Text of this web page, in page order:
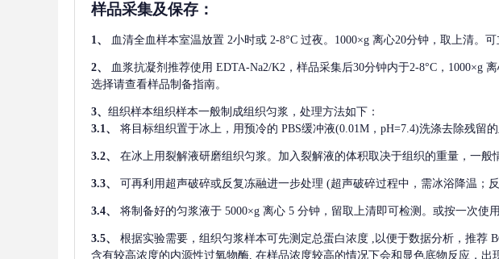
样品采集及保存 ：
1、 血清全血样本室温放置 2小时或 2-8°C 过夜。1000×g 离心20分钟，取上清。
2、 血浆抗凝剂推荐使用 EDTA-Na2/K2，样品采集后30分钟内于2-8°C，1000×g
选择请查看样品制备指南。
3、 组织样本组织样本一般制成组织匀浆，处理方法如下：
3.1、
将目标组织置于冰上，用预冷的 PBS缓冲液(0.01M，pH=7.4)洗涤去除残留
3.2、 在冰上用裂解液研磨组织匀浆。加入裂解液的体积取决于组织的重量，一般
3.3、 可再利用超声破碎或反复冻融进一步处理 (超声破碎过程中，需冰浴降温；
3.4、 将制备好的匀浆液于 5000×g 离心 5 分钟，留取上清即可检测。或按一次使
3.5、 根据实验需要，组织匀浆样本可先测定总蛋白浓度 ,以便于数据分析，推荐
含有较高浓度的内源性过氧物酶, 在样品浓度较高的情况下会和显色底物反应，出